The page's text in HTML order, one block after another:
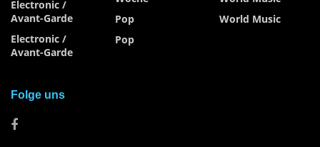
Electronic /
Avant-Garde
Electronic /
Avant-Garde
Pop
Pop
World Music
Folge uns